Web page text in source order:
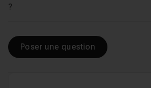
?
Poser une question